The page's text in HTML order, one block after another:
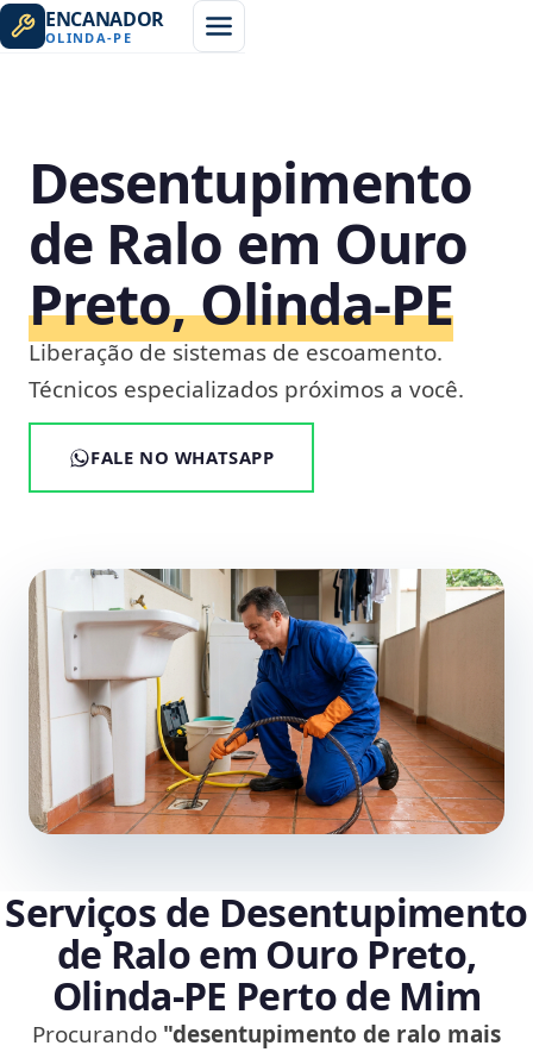
ENCANADOR
OLINDA-PE
Desentupimento
de Ralo em Ouro
Preto, Olinda‑PE
Liberação de sistemas de escoamento.
Técnicos especializados próximos a você.
FALE NO WHATSAPP
Serviços de Desentupimento
de Ralo em Ouro Preto,
Olinda‑PE Perto de Mim
Procurando "desentupimento de ralo mais